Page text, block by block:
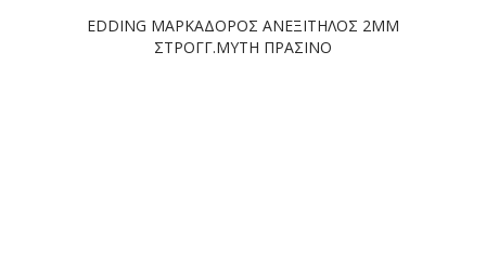
EDDING ΜΑΡΚΑΔΟΡΟΣ ΑΝΕΞΙΤΗΛΟΣ 2ΜΜ
ΣΤΡΟΓΓ.ΜΥΤΗ ΠΡΑΣΙΝΟ